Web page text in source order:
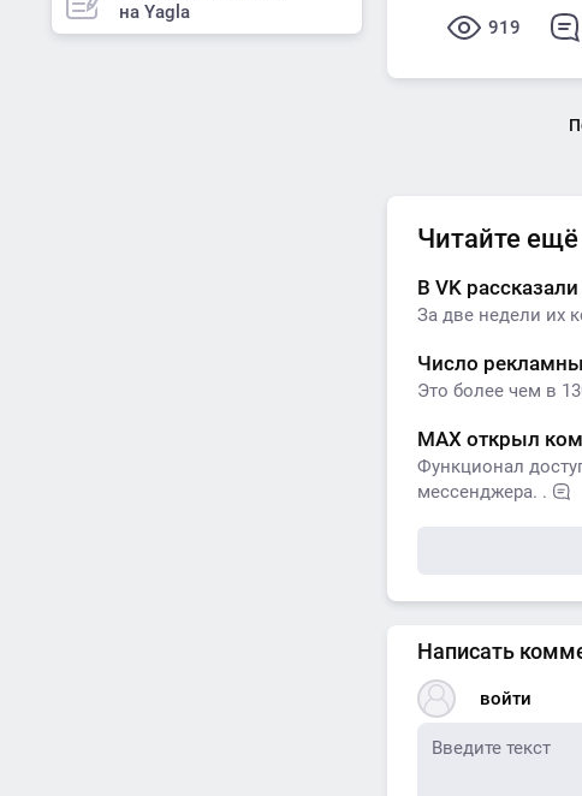
919
Читайте
В VK
За две недели их
Число
Это более чем в
МАХ открыл
Функционал
мессенджера. .
Написать
войти
на Yagla